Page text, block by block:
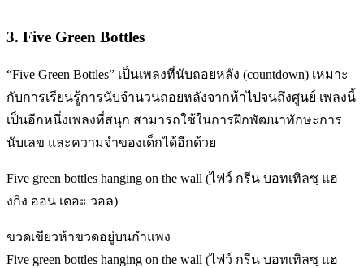
3. Five Green Bottles
“Five Green Bottles” เป็นเพลงที่นับถอยหลัง (countdown) เหมาะ
กับการเรียนรู้การนับจำนวนถอยหลังจากห้าไปจนถึงศูนย์ เพลงนี้
เป็นอีกหนึ่งเพลงที่สนุก สามารถใช้ในการฝึกพัฒนาทักษะการ
นับเลข และความจำของเด็กได้อีกด้วย
Five green bottles hanging on the wall (ไฟว์ กรีน บอทเทิลซฺ แฮ
งกิง ออน เดอะ วอล)
ขวดเขียวห้าขวดอยู่บนกำแพง
Five green bottles hanging on the wall (ไฟว์ กรีน บอทเทิลซฺ แฮ